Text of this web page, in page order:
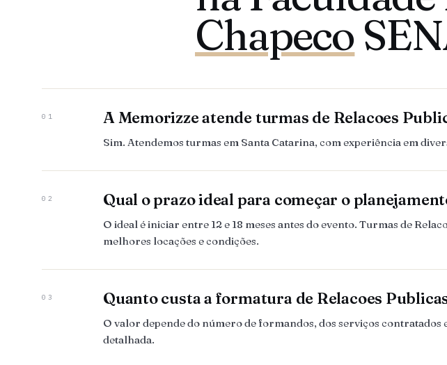
Chapeco
01 A Memorizze atende turmas de Relacoes
Sim. Atendemos turmas em Santa Catarina, com experiência em
02 Qual o prazo ideal para começar o
O ideal é iniciar entre 12 e 18 meses antes do evento. Turmas de
melhores locações e condições.
03 Quanto custa a formatura de Relacoes
O valor depende do número de formandos, dos serviços
detalhada.